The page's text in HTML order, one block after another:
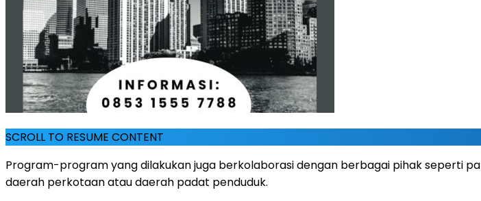
SCROLL TO RESUME CONTENT
Program-program yang dilakukan juga berkolaborasi dengan berbagai pihak seperti
daerah perkotaan atau daerah padat penduduk.